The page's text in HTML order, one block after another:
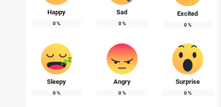
Happy
0%
Sad
0%
Excited
0%
Sleepy
0%
Angry
0%
Surprise
0%